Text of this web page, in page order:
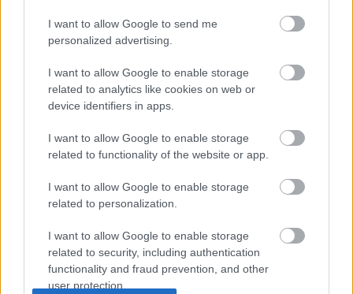
I want to allow Google to send me
personalized advertising.
I want to allow Google to enable storage
related to analytics like cookies on web or
device identifiers in apps.
I want to allow Google to enable storage
related to functionality of the website or app.
I want to allow Google to enable storage
related to personalization.
I want to allow Google to enable storage
related to security, including authentication
functionality and fraud prevention, and other
user protection.
jegyében támogatják a nemzetiségi előadások
feliratozását.
A szlovák, a görög, a horvát, a szerb, a cigány és az
örmény nemzetiség képviselői részvételével zajló
Nemzetiségi Színházi Kollokviumon felvetett
kérdéseket a szövetség szeretné nyilvánosan is
egyeztetni az Emberi Erőforrások Minisztériumának
Egyházi, Nemzetiségi és Civil Társadalmi
Kapcsolatokért Felelős Államtitkárságával közösen
szervezett tavaszi Nemzetiségi Színházi Fórumon.
A teljes közleményt ide kattintva elolvashatják.